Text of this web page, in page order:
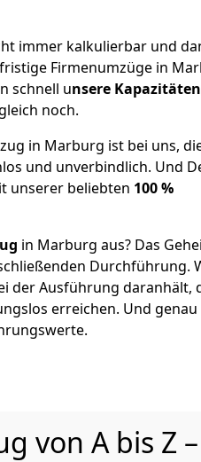
immer kalkulierbar und
Firmenumzüge in
schnell unsere Kapazitäten
noch.
in Marburg ist bei uns,
und unverbindlich. Und
unserer beliebten 100 %
in Marburg aus? Das
Durchführung.
der Ausführung daranhält,
erreichen. Und
von A bis Z